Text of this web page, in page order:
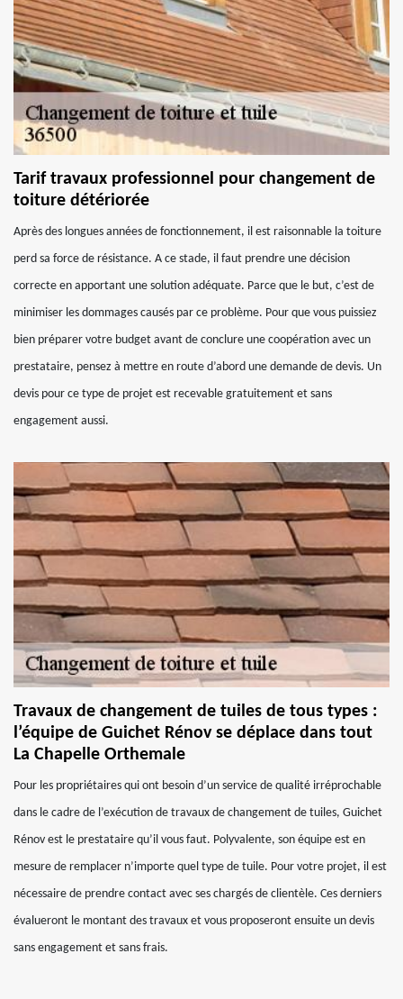
Tarif travaux professionnel pour changement de
toiture détériorée
Après des longues années de fonctionnement, il est raisonnable la toiture
perd sa force de résistance. A ce stade, il faut prendre une décision
correcte en apportant une solution adéquate. Parce que le but, c’est de
minimiser les dommages causés par ce problème. Pour que vous puissiez
bien préparer votre budget avant de conclure une coopération avec un
prestataire, pensez à mettre en route d’abord une demande de devis. Un
devis pour ce type de projet est recevable gratuitement et sans
engagement aussi.
Travaux de changement de tuiles de tous types :
l’équipe de Guichet Rénov se déplace dans tout
La Chapelle Orthemale
Pour les propriétaires qui ont besoin d’un service de qualité irréprochable
dans le cadre de l’exécution de travaux de changement de tuiles, Guichet
Rénov est le prestataire qu’il vous faut. Polyvalente, son équipe est en
mesure de remplacer n’importe quel type de tuile. Pour votre projet, il est
nécessaire de prendre contact avec ses chargés de clientèle. Ces derniers
évalueront le montant des travaux et vous proposeront ensuite un devis
sans engagement et sans frais.